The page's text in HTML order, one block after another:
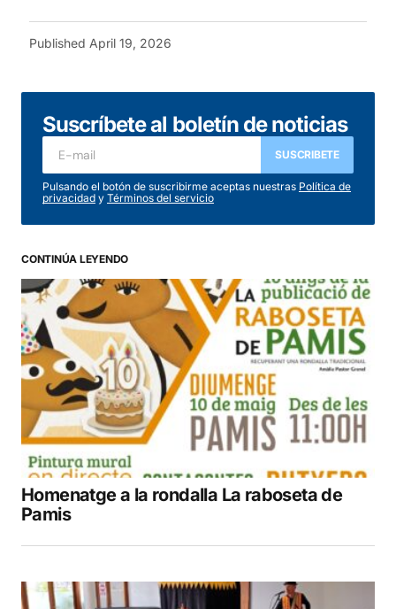
Published April 19, 2026
Suscríbete al boletín de noticias
SUSCRIBETE
Pulsando el botón de suscribirme aceptas nuestras Política de
privacidad y Términos del servicio
CONTINÚA LEYENDO
Homenatge a la rondalla La raboseta de
Pamis